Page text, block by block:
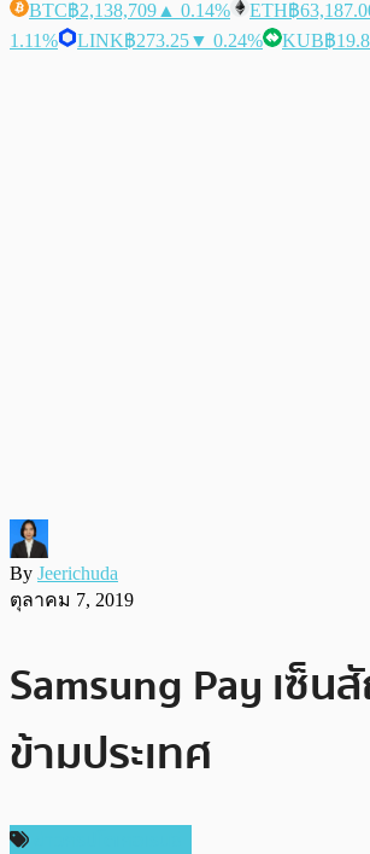
BTC฿2,138,709 ▲ 0.14% ETH฿
1.11%
LINK฿273.25▼ 0.24% KUB฿
By Jeerichuda
ตุลาคม 7, 2019
Samsung Pay เซ็
ข้ามประเทศ